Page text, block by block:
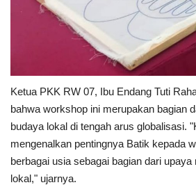
Ketua PKK RW 07, Ibu Endang Tuti
bahwa workshop ini merupakan bagian
budaya lokal di tengah arus globalisasi.
mengenalkan pentingnya Batik kepada
berbagai usia sebagai bagian dari
lokal," ujarnya.